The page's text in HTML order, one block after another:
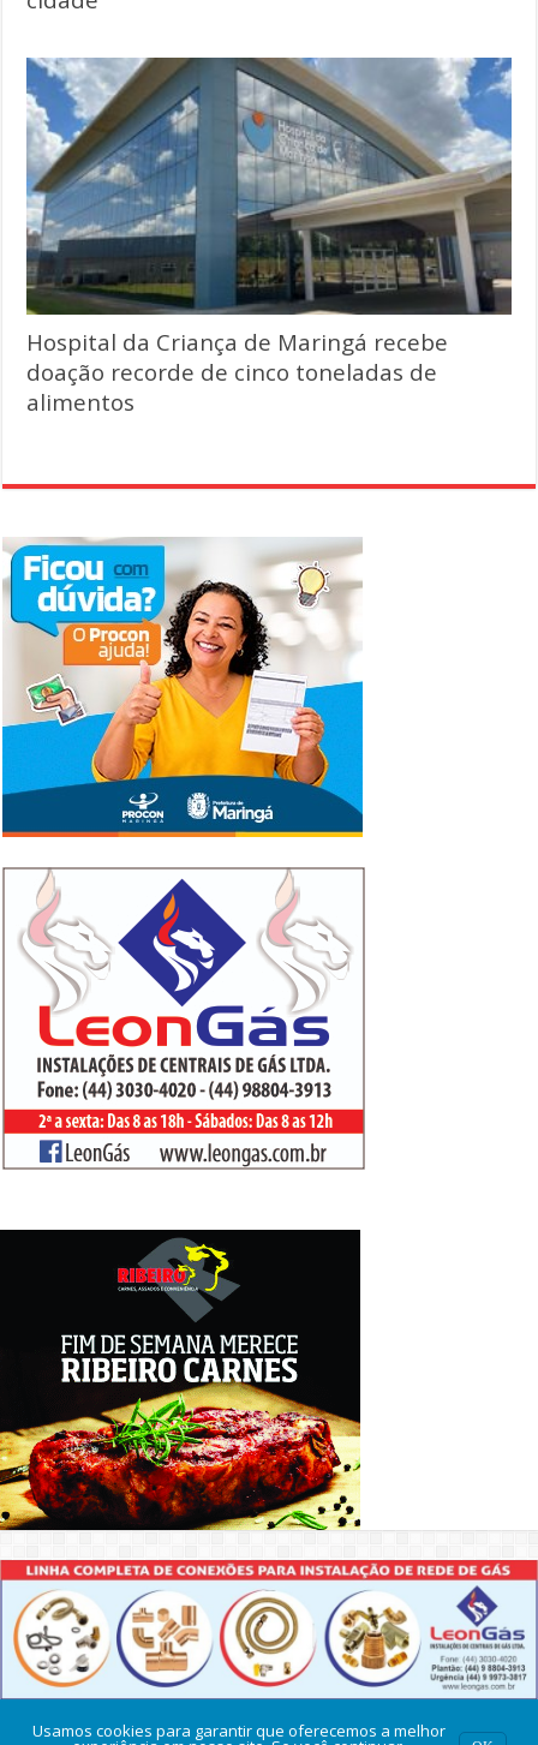
Hospital da Criança de Maringá recebe
doação recorde de cinco toneladas de
alimentos
Usamos cookies para garantir que oferecemos a melhor